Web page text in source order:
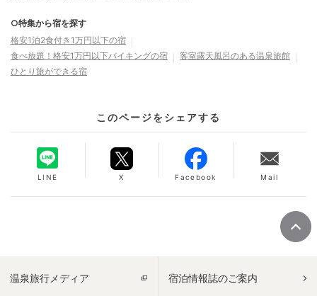
○特集から宿を探す
格安1泊2食付き1万円以下の宿
食べ放題！格安1万円以下バイキングの宿
客室露天風呂のある温泉旅館
ひとり旅ができる宿
このページをシェアする
LINE X Facebook Mail
温泉旅行メディア 宿泊情報誌のご案内